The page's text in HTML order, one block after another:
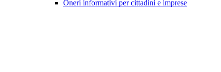
Oneri informativi per cittadini e imprese